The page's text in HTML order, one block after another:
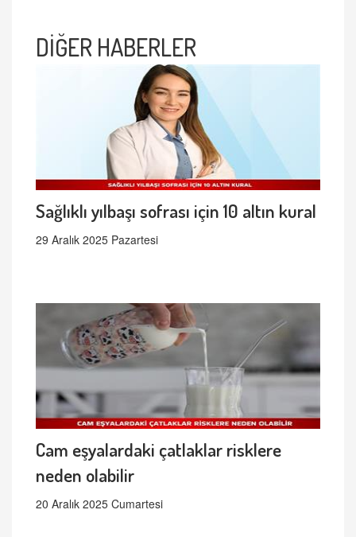
DİĞER HABERLER
Sağlıklı yılbaşı sofrası için 10 altın kural
29 Aralık 2025 Pazartesi
Cam eşyalardaki çatlaklar risklere
neden olabilir
20 Aralık 2025 Cumartesi